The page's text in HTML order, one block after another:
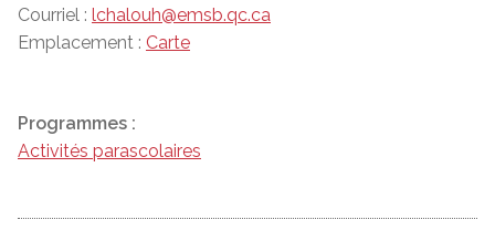
Courriel : lchalouh@emsb.qc.ca
Emplacement : Carte
Programmes :
Activités parascolaires